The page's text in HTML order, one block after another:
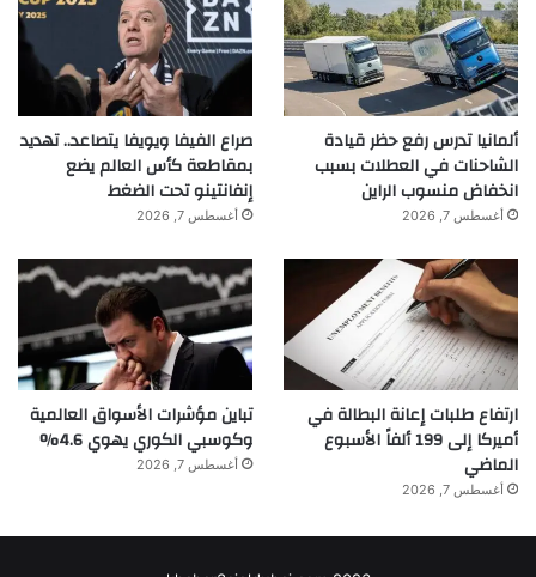
ألمانيا تدرس رفع حظر قيادة
الشاحنات في العطلات بسبب
انخفاض منسوب الراين
أغسطس 7, 2026
صراع الفيفا ويويفا يتصاعد.. تهديد
بمقاطعة كأس العالم يضع
إنفانتينو تحت الضغط
أغسطس 7, 2026
ارتفاع طلبات إعانة البطالة في
أميركا إلى 199 ألفاً الأسبوع
الماضي
أغسطس 7, 2026
تباين مؤشرات الأسواق العالمية
وكوسبي الكوري يهوي 4.6%
أغسطس 7, 2026